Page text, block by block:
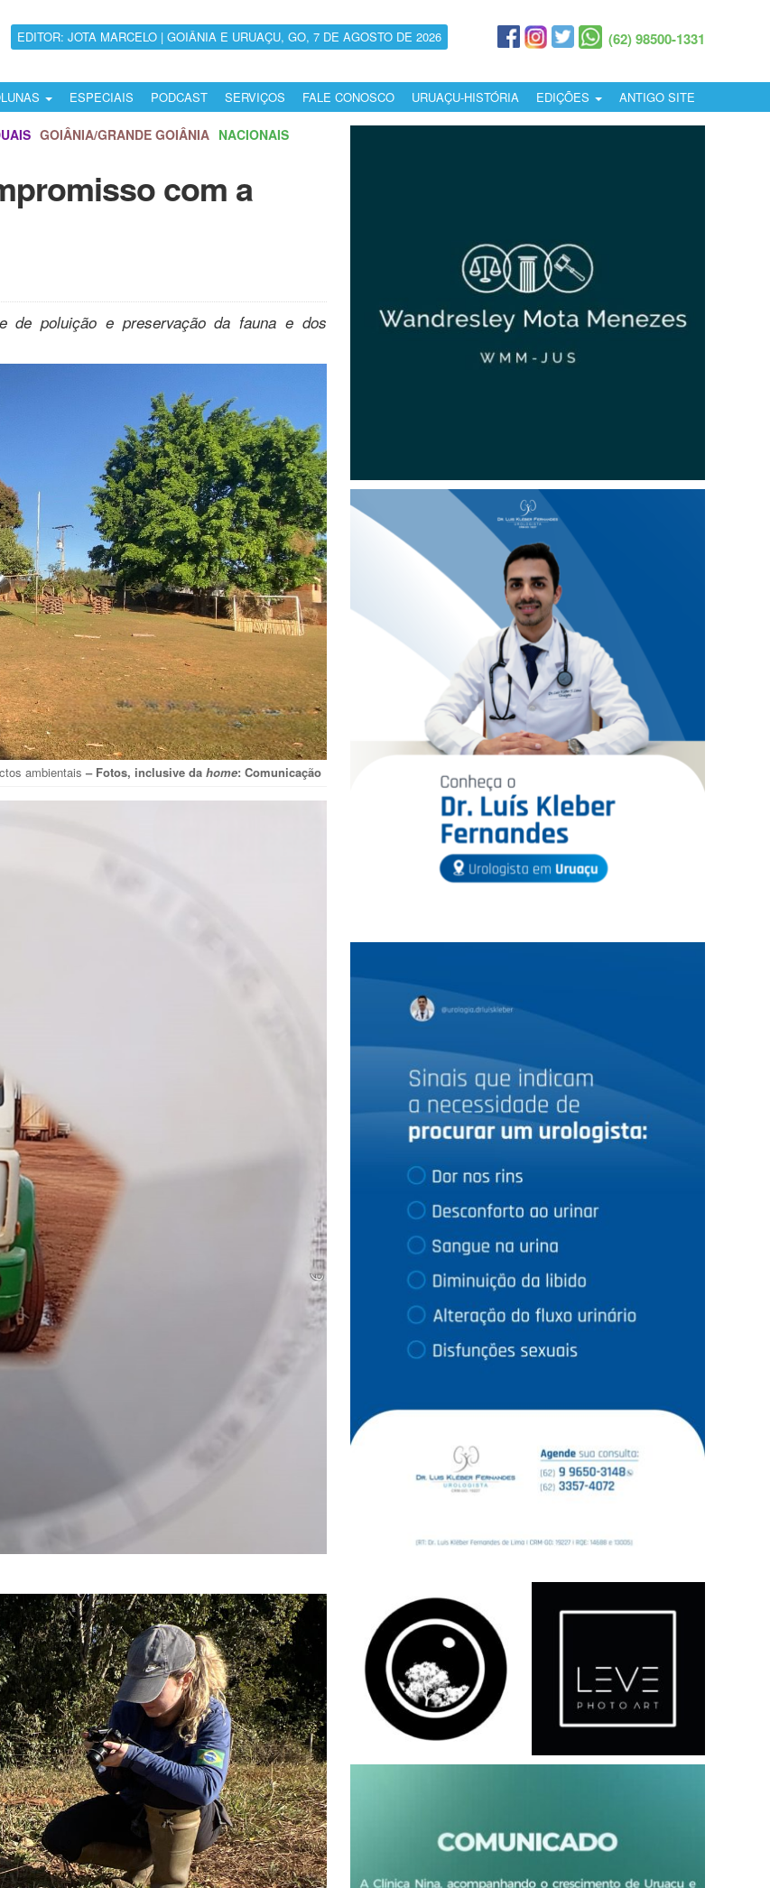
EDITOR: JOTA MARCELO | GOIÂNIA E URUAÇU, GO, 7 DE AGOSTO DE 2026 (62) 98500-1331
ESPECIAIS PODCAST SERVIÇOS FALE CONOSCO URUAÇU-HISTÓRIA EDIÇÕES ANTIGO SITE
GOIÂNIA/GRANDE GOIÂNIA NACIONAIS
com a
de poluição e preservação da fauna e dos
ambientais – Fotos, inclusive da home: Comunicação